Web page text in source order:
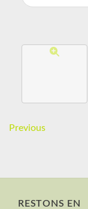
Previous
RESTONS EN